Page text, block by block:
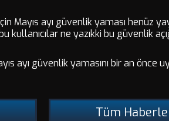
Mayıs ayı güvenlik yaması henüz
ne yazıkki bu güvenlik
ayı güvenlik yamasını bir an önce
Tüm